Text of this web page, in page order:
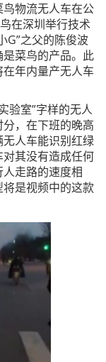
物流无人车在公
在深圳举行技术
G”之父的陈俊波
菜鸟的产品。此
年内量产无人车
验室”字样的无人
，在下班的晚高
人车能识别红绿
其没有造成任何
走路的速度相
是视频中的这款